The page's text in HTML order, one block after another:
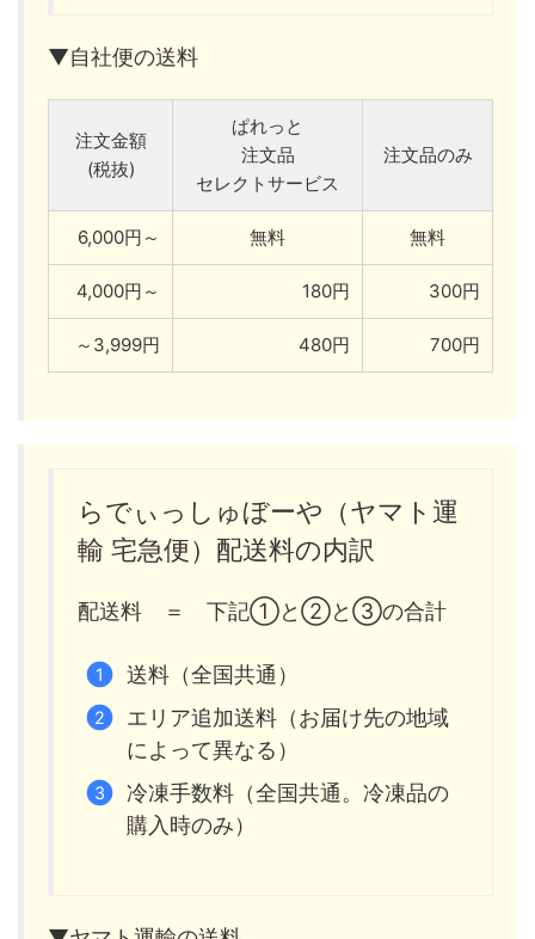
▼自社便の送料
注文金額
(税抜)
ぱれっと
注文品
セレクトサービス
注文品のみ
6,000円～ 無料 無料
4,000円～ 180円 300円
～3,999円 480円 700円
らでぃっしゅぼーや（ヤマト運
輸 宅急便）配送料の内訳
配送料 ＝ 下記①と②と③の合計
送料（全国共通）
エリア追加送料（お届け先の地域
によって異なる）
冷凍手数料（全国共通。冷凍品の
購入時のみ）